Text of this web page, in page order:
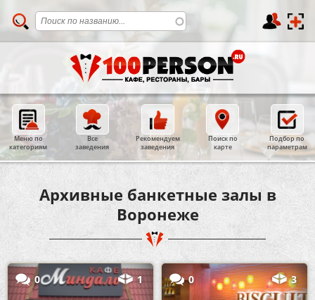
Меню по
категориям
Все
заведения
Рекомендуем
заведения
Поиск по
карте
Подбор по
параметрам
Архивные банкетные залы в
Воронеже
0 1 0 3